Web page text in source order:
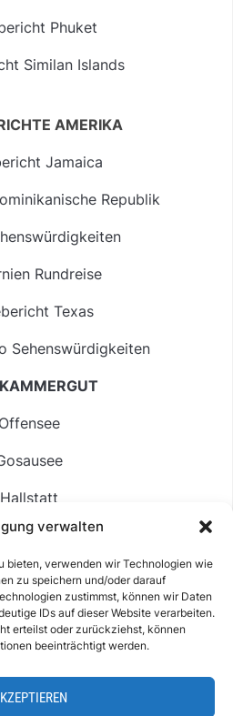
verwalten
bieten, verwenden wir Technologien wie
zu speichern und/oder darauf
zustimmst, können wir Daten
IDs auf dieser Website verarbeiten.
erteilst oder zurückziehst, können
beeinträchtigt werden.
Phuket
Similan Islands
AMERIKA
Jamaica
Republik
Rundreise
Texas
Sehenswürdigkeiten
Offensee
Hallstatt
See
& KONTAKT